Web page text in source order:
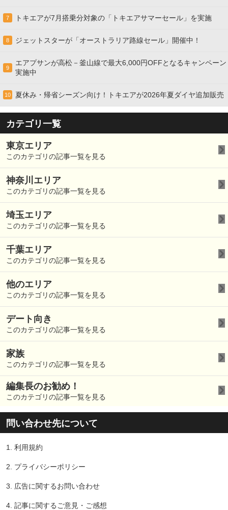
7 トキエアが7月搭乗分対象の「トキエアサマーセール」を実施
8 ジェットスターが「オーストラリア路線セール」開催中！
9
エアプサンが高松－釜山線で最大6,000円OFFとなるキャンペーン
実施中
10 夏休み・帰省シーズン向け！トキエアが2026年夏ダイヤ追加販売
カテゴリ一覧
東京エリア
このカテゴリの記事一覧を見る
神奈川エリア
このカテゴリの記事一覧を見る
埼玉エリア
このカテゴリの記事一覧を見る
千葉エリア
このカテゴリの記事一覧を見る
他のエリア
このカテゴリの記事一覧を見る
デート向き
このカテゴリの記事一覧を見る
家族
このカテゴリの記事一覧を見る
編集長のお勧め！
このカテゴリの記事一覧を見る
問い合わせ先について
1. 利用規約
2. プライバシーポリシー
3. 広告に関するお問い合わせ
4. 記事に関するご意見・ご感想